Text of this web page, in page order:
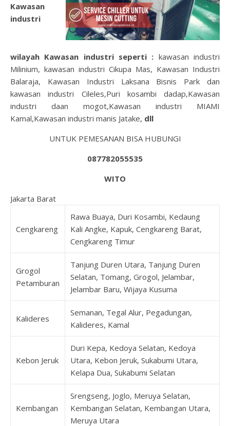
Kawasan
industri
wilayah Kawasan industriseperti : kawasan industri
Milinium, kawasan industri Cikupa Mas, Kawasan Industri
Balaraja, Kawasan Industri Laksana Bisnis Park dan
kawasan industri Cileles,Puri kosambi dadap,Kawasan
industri daan mogot,Kawasan industri MIAMI
Kamal,Kawasan industri manis Jatake, dll
UNTUK PEMESANAN BISA HUBUNGI
087782055535
WITO
Jakarta Barat
Cengkareng
Rawa Buaya, Duri Kosambi, Kedaung
Kali Angke, Kapuk, Cengkareng Barat,
Cengkareng Timur
Grogol
Petamburan
Tanjung Duren Utara, Tanjung Duren
Selatan, Tomang, Grogol, Jelambar,
Jelambar Baru, Wijaya Kusuma
Kalideres
Semanan, Tegal Alur, Pegadungan,
Kalideres, Kamal
Kebon Jeruk
Duri Kepa, Kedoya Selatan, Kedoya
Utara, Kebon Jeruk, Sukabumi Utara,
Kelapa Dua, Sukabumi Selatan
Kembangan
Srengseng, Joglo, Meruya Selatan,
Kembangan Selatan, Kembangan Utara,
Meruya Utara